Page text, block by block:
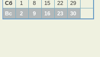
Сб
1 8 15 22
29
Вс
2 9 16 23 30